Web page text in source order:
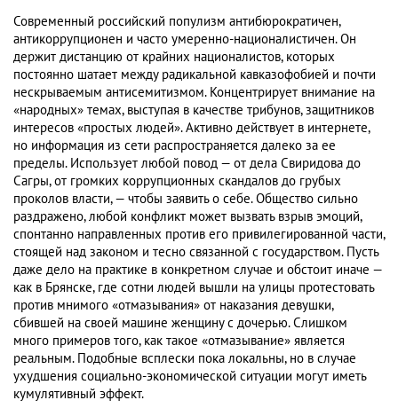
Современный российский популизм антибюрократичен,
антикоррупционен и часто умеренно-националистичен. Он
держит дистанцию от крайних националистов, которых
постоянно шатает между радикальной кавказофобией и почти
нескрываемым антисемитизмом. Концентрирует внимание на
«народных» темах, выступая в качестве трибунов, защитников
интересов «простых людей». Активно действует в интернете,
но информация из сети распространяется далеко за ее
пределы. Использует любой повод — от дела Свиридова до
Сагры, от громких коррупционных скандалов до грубых
проколов власти, — чтобы заявить о себе. Общество сильно
раздражено, любой конфликт может вызвать взрыв эмоций,
спонтанно направленных против его привилегированной части,
стоящей над законом и тесно связанной с государством. Пусть
даже дело на практике в конкретном случае и обстоит иначе —
как в Брянске, где сотни людей вышли на улицы протестовать
против мнимого «отмазывания» от наказания девушки,
сбившей на своей машине женщину с дочерью. Слишком
много примеров того, как такое «отмазывание» является
реальным. Подобные всплески пока локальны, но в случае
ухудшения социально-экономической ситуации могут иметь
кумулятивный эффект.